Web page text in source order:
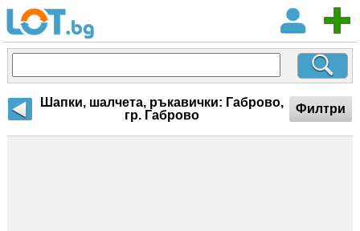
Шапки, шалчета, ръкавички: Габрово,
гр. Габрово
Филтри